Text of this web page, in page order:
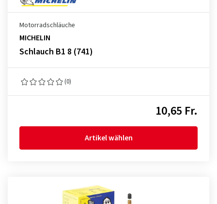
Motorradschläuche
MICHELIN
Schlauch B1 8 (741)
(0)
10,65 Fr.
Artikel wählen